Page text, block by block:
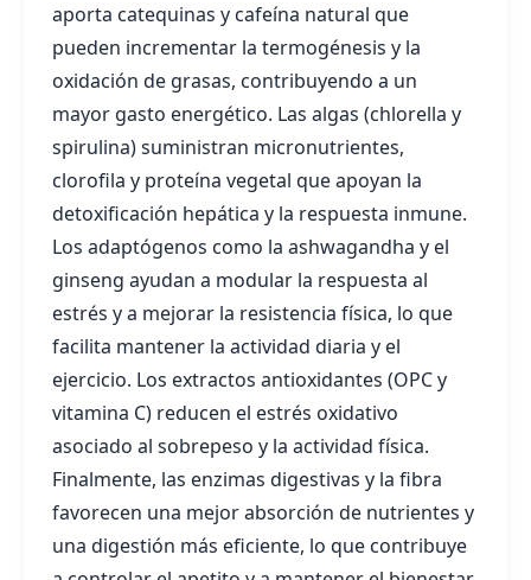
aporta catequinas y cafeína natural que
pueden incrementar la termogénesis y la
oxidación de grasas, contribuyendo a un
mayor gasto energético. Las algas (chlorella y
spirulina) suministran micronutrientes,
clorofila y proteína vegetal que apoyan la
detoxificación hepática y la respuesta inmune.
Los adaptógenos como la ashwagandha y el
ginseng ayudan a modular la respuesta al
estrés y a mejorar la resistencia física, lo que
facilita mantener la actividad diaria y el
ejercicio. Los extractos antioxidantes (OPC y
vitamina C) reducen el estrés oxidativo
asociado al sobrepeso y la actividad física.
Finalmente, las enzimas digestivas y la fibra
favorecen una mejor absorción de nutrientes y
una digestión más eficiente, lo que contribuye